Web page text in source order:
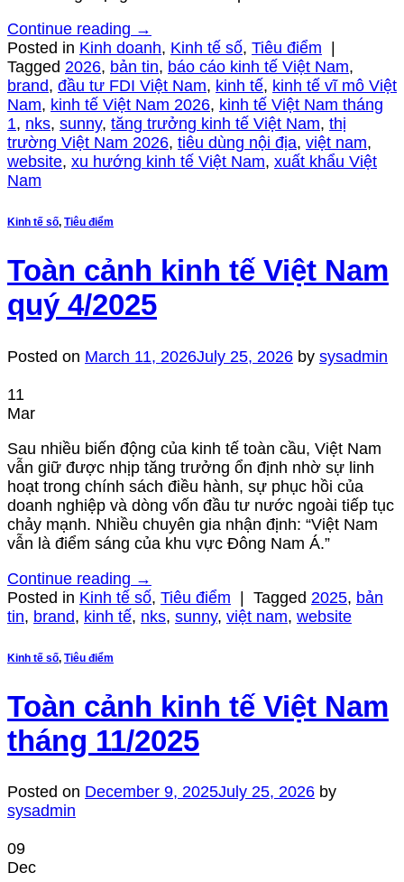
Continue reading →
Posted in Kinh doanh, Kinh tế số, Tiêu điểm
Tagged 2026, bản tin, báo cáo kinh tế Việt Nam,
brand, đầu tư FDI Việt Nam, kinh tế, kinh tế vĩ mô Việt
Nam, kinh tế Việt Nam 2026, kinh tế Việt Nam tháng
1, nks, sunny, tăng trưởng kinh tế Việt Nam, thị
trường Việt Nam 2026, tiêu dùng nội địa, việt nam,
website, xu hướng kinh tế Việt Nam, xuất khẩu Việt
Nam
Kinh tế số, Tiêu điểm
Toàn cảnh kinh tế Việt Nam
quý 4/2025
Posted on March 11, 2026July 25, 2026 by sysadmin
11
Mar
Sau nhiều biến động của kinh tế toàn cầu, Việt Nam
vẫn giữ được nhịp tăng trưởng ổn định nhờ sự linh
hoạt trong chính sách điều hành, sự phục hồi của
doanh nghiệp và dòng vốn đầu tư nước ngoài tiếp tục
chảy mạnh. Nhiều chuyên gia nhận định: “Việt Nam
vẫn là điểm sáng của khu vực Đông Nam Á.”
Continue reading →
Posted in Kinh tế số, Tiêu điểm | Tagged 2025, bản
tin, brand, kinh tế, nks, sunny, việt nam, website
Kinh tế số, Tiêu điểm
Toàn cảnh kinh tế Việt Nam
tháng 11/2025
Posted on December 9, 2025July 25, 2026 by
sysadmin
09
Dec